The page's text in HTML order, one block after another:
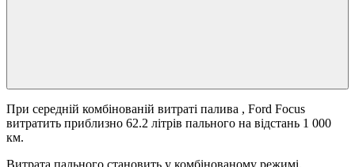
При середній комбінованій витраті палива , Ford Focus
витратить приблизно 62.2 літрів пального на відстань 1 000
км.